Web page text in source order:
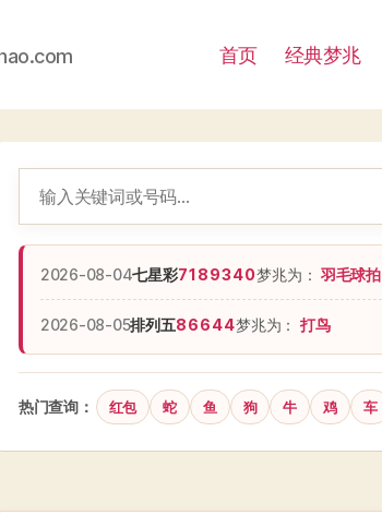
首页 经典梦兆
2026-08-04七星彩7189340梦兆为：羽毛球拍
2026-08-05排列五86644梦兆为： 打鸟
热门查询： 红包 蛇 鱼 狗 牛 鸡 车